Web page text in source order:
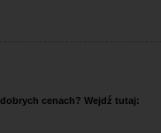
cenach? Wejdź tutaj: